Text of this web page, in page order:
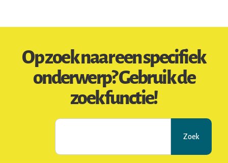
Op zoek naar een specifiek
onderwerp? Gebruik de
zoekfunctie!
Zoek